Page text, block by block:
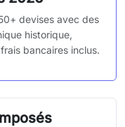
devises avec des
historique,
bancaires inclus.